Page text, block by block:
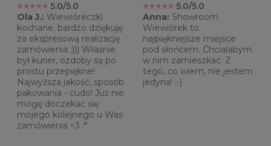
5.0/5.0
Ola J.: Wiewióreczki
kochane, bardzo dziękuję
za ekspresową realizację
zamówienia ;))) Właśnie
był kurier, ozdoby są po
prostu przepiękne!
Najwyższa jakość, sposób
pakowania - cudo! Już nie
mogę doczekać się
mojego kolejnego u Was
zamówienia <3 :*
5.0/5.0
Anna: Showroom
Wiewiórek to
najpiękniejsze miejsce
pod słońcem. Chciałabym
w nim zamieszkać. Z
tego, co wiem, nie jestem
jedyna! :-)